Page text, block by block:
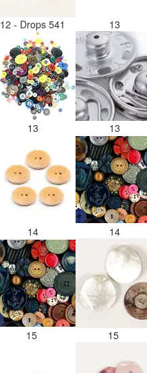
12 - Drops 541 13
13 13
14 14
15 15